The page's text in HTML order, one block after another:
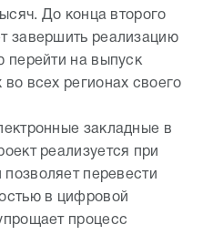
До конца второго
завершить реализацию
перейти на выпуск
всех регионах своего
закладные в
реализуется при
перевести
в цифровой
процесс